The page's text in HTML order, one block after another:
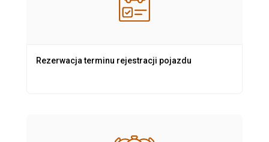
Rezerwacja terminu rejestracji pojazdu